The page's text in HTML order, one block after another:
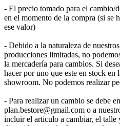
- El precio tomado para el cambio/
en el momento de la compra (si se
ese valor)
- Debido a la naturaleza de
producciones limitadas, no
la mercadería para cambios. Si
hacer por uno que este en stock en
showroom. No podemos realizar
- Para realizar un cambio se debe
plan.bestore@gmail.com o a
incluir el articulo a cambiar, el